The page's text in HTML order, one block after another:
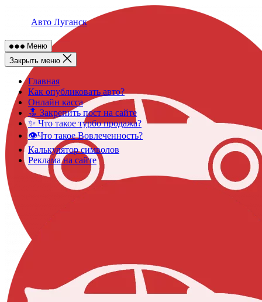
Авто Луганск
Меню
Закрыть меню
Главная
Как опубликовать авто?
Онлайн касса
🔝 Закрепить пост на сайте
✨ Что такое турбо продажа?
👁️Что такое Вовлеченность?
Калькулятор символов
Реклама на сайте